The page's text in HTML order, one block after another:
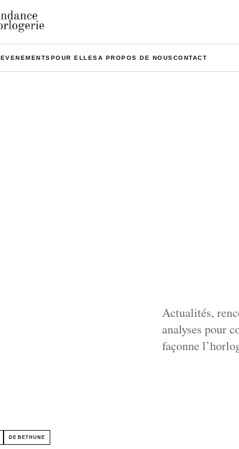
EVENEMENTSPOUR ELLESA PROPOS DE NOUSCONTACT
Actualités,
analyses pour
façonne
DE BETHUNE